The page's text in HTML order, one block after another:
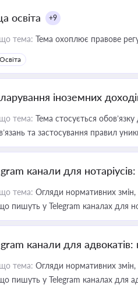
освіта +9
тема: Тема охоплює правове
Освіта
іноземних
тема: Тема стосується
та застосування правил
канали для
тема: Огляди нормативних змін,
пишуть у Telegram каналах для
канали для
тема: Огляди нормативних змін,
пишуть у Telegram каналах для